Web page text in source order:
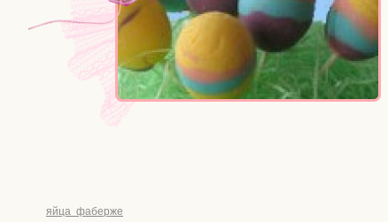
яйца фаберже